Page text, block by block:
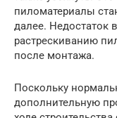
пиломатериалы
далее. Недостаток
растрескиванию
после монтажа.
Поскольку
дополнительную